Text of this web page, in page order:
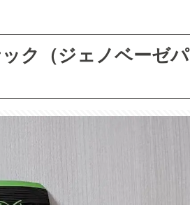
ク（ジェノベーゼパ